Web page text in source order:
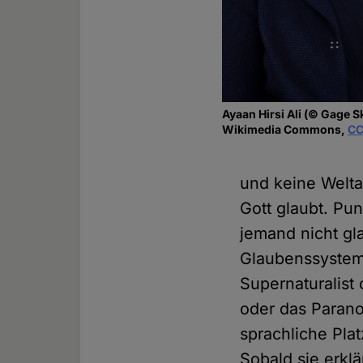
Ayaan Hirsi Ali (© Gage
Wikimedia Commons,
und keine
Gott glaubt.
jemand nicht
Supernaturalist
oder das
sprachliche